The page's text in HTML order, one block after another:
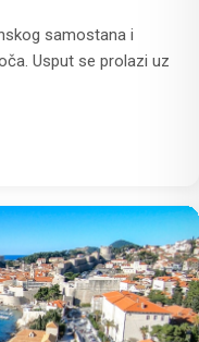
samostana i
Usput se prolazi uz